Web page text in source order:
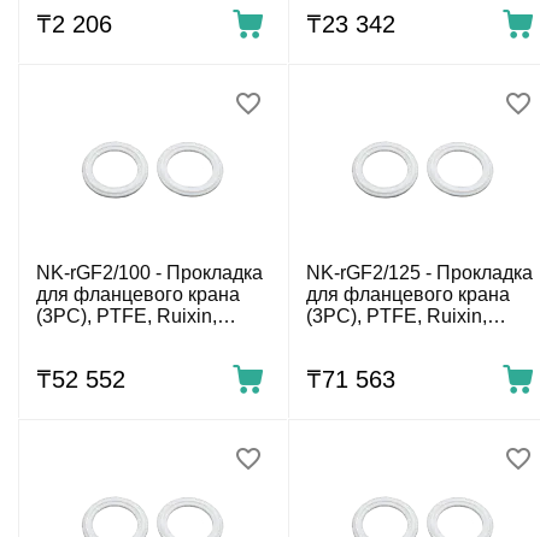
₸2 206 ₸23 342
NK-rGF2/100 - Прокладка
для фланцевого крана
(3PC), PTFE, Ruixin,
₸52 552
NK-rGF2/125 - Прокладка
для фланцевого крана
(3PC), PTFE, Ruixin,
₸71 563